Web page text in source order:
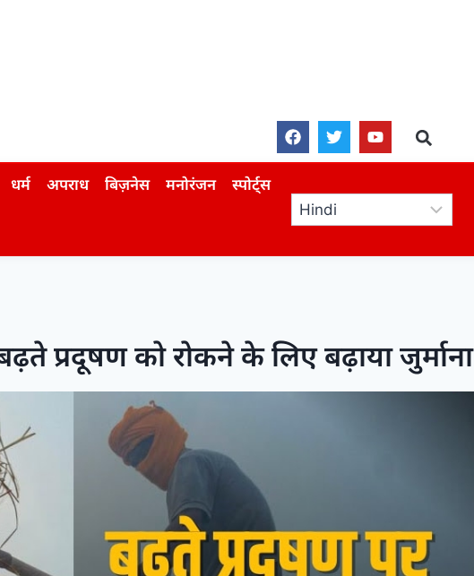
धर्म अपराध बिज़नेस मनोरंजन स्पोर्ट्स
प्रदूषण को रोकने के लिए बढ़ाया जुर्माना